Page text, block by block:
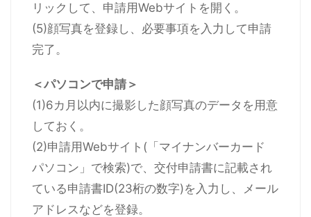
リックして、申請用Webサイトを開く。
(5)顔写真を登録し、必要事項を入力して申請
完了。
＜パソコンで申請＞
(1)6カ月以内に撮影した顔写真のデータを用意
しておく。
(2)申請用Webサイト(「マイナンバーカード
パソコン」で検索)で、交付申請書に記載され
ている申請書ID(23桁の数字)を入力し、メール
アドレスなどを登録。